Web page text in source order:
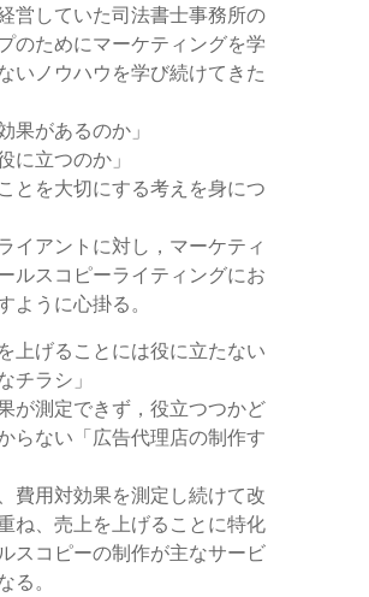
営していた司法書士事務所の
のためにマーケティングを学
いノウハウを学び続けてきた
果があるのか」
に立つのか」
とを大切にする考えを身につ
イアントに対し，マーケティ
ルスコピーライティングにお
ように心掛る。
上げることには役に立たない
チラシ」
が測定できず，役立つつかど
らない「広告代理店の制作す
費用対効果を測定し続けて改
ね、売上を上げることに特化
スコピーの制作が主なサービ
る。